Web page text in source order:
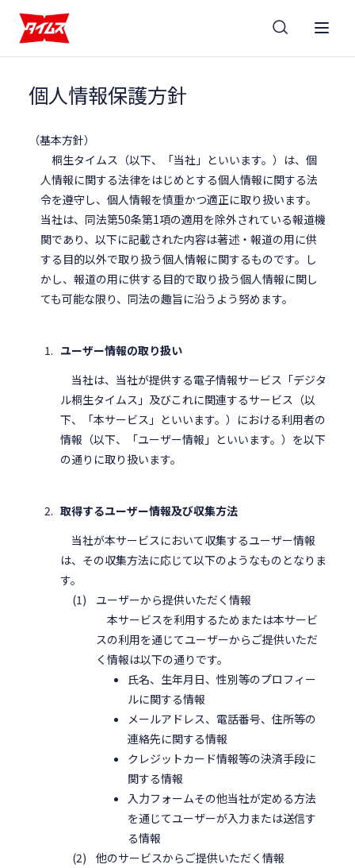
個人情報保護方針
（基本方針）
桐生タイムス（以下、「当社」といいます。）は、個
人情報に関する法律をはじめとする個人情報に関する法
令を遵守し、個人情報を慎重かつ適正に取り扱います。
当社は、同法第50条第1項の適用を除外されている報道機
関であり、以下に記載された内容は著述・報道の用に供
する目的以外で取り扱う個人情報に関するものです。し
かし、報道の用に供する目的で取り扱う個人情報に関し
ても可能な限り、同法の趣旨に沿うよう努めます。
ユーザー情報の取り扱い
当社は、当社が提供する電子情報サービス「デジタ
ル桐生タイムス」及びこれに関連するサービス（以
下、「本サービス」といいます。）における利用者の
情報（以下、「ユーザー情報」といいます。）を以下
の通りに取り扱います。
取得するユーザー情報及び収集方法
当社が本サービスにおいて収集するユーザー情報
は、その収集方法に応じて以下のようなものとなりま
す。
ユーザーから提供いただく情報
本サービスを利用するためまたは本サービ
スの利用を通じてユーザーからご提供いただ
く情報は以下の通りです。
氏名、生年月日、性別等のプロフィー
ルに関する情報
メールアドレス、電話番号、住所等の
連絡先に関する情報
クレジットカード情報等の決済手段に
関する情報
入力フォームその他当社が定める方法
を通じてユーザーが入力または送信す
る情報
他のサービスからご提供いただく情報